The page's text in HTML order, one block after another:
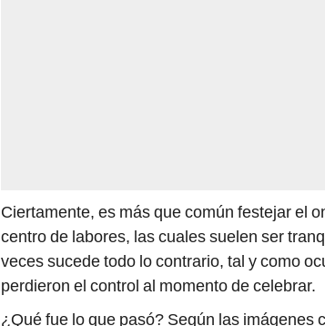
Ciertamente, es más que común festejar el
centro de labores, las cuales suelen ser
veces sucede todo lo contrario, tal y como
perdieron el control al momento de celebrar.
¿Qué fue lo que pasó? Según las imágenes